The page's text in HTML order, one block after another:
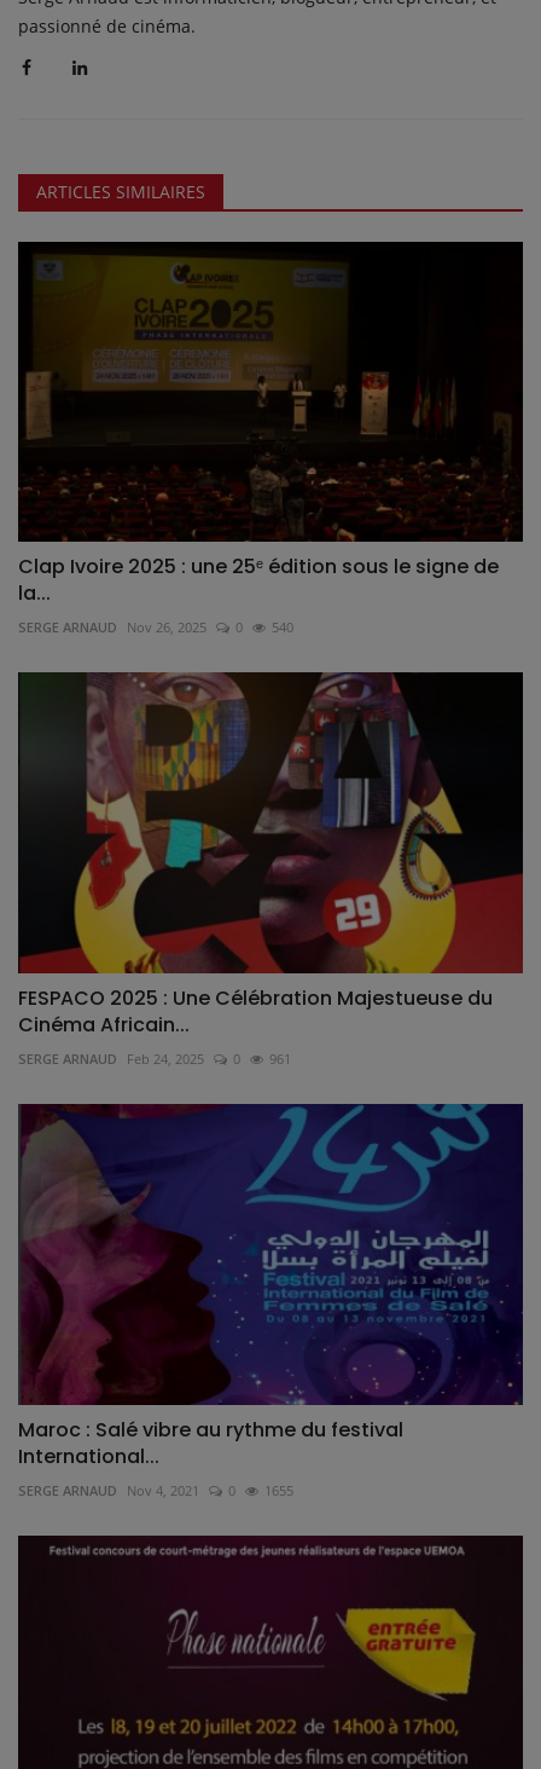
passionné de cinéma.
ARTICLES SIMILAIRES
Clap Ivoire 2025 : une 25ᵉ édition sous le signe de
la...
SERGE ARNAUD Nov 26, 2025 0 540
FESPACO 2025 : Une Célébration Majestueuse du
Cinéma Africain...
SERGE ARNAUD Feb 24, 2025 0 961
Maroc : Salé vibre au rythme du festival
International...
SERGE ARNAUD Nov 4, 2021 0 1655